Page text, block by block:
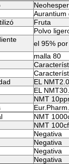
Aurantium
Fruta
Polvo
el 95%
malla 80
EL
EL
NMT
Eur.Pharm.
NMT
NMT
Negativa
Negativa
Negativa
Negativa